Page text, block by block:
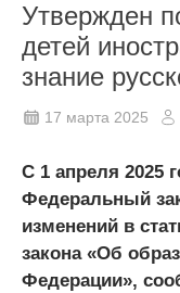
Утвержден
детей
знание
17 марта 2025
С 1 апреля 2025
Федеральный
изменений в
закона «Об
Федерации»,